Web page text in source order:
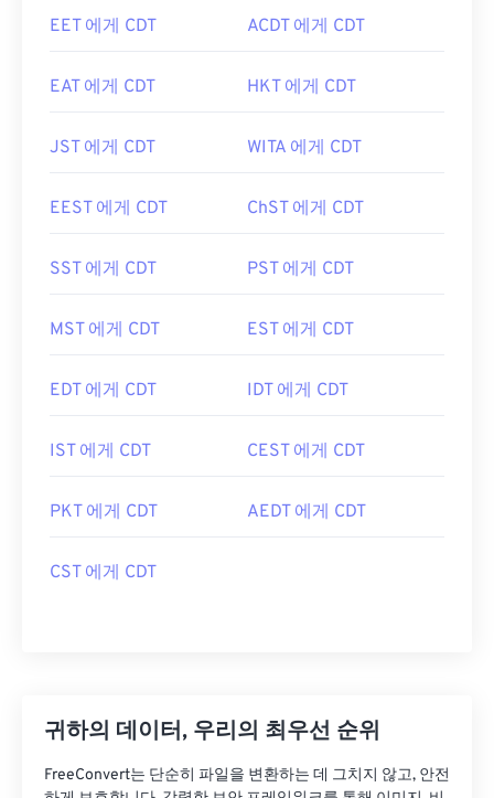
EET 에게 CDT ACDT 에게 CDT
EAT 에게 CDT HKT 에게 CDT
JST 에게 CDT WITA 에게 CDT
EEST 에게 CDT ChST 에게 CDT
SST 에게 CDT PST 에게 CDT
MST 에게 CDT EST 에게 CDT
EDT 에게 CDT IDT 에게 CDT
IST 에게 CDT CEST 에게 CDT
PKT 에게 CDT AEDT 에게 CDT
CST 에게 CDT
귀하의 데이터, 우리의 최우선 순위
FreeConvert는 단순히 파일을 변환하는 데 그치지 않고, 안전